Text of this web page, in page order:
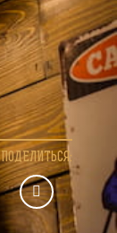
ПОДЕЛИТЬСЯ: